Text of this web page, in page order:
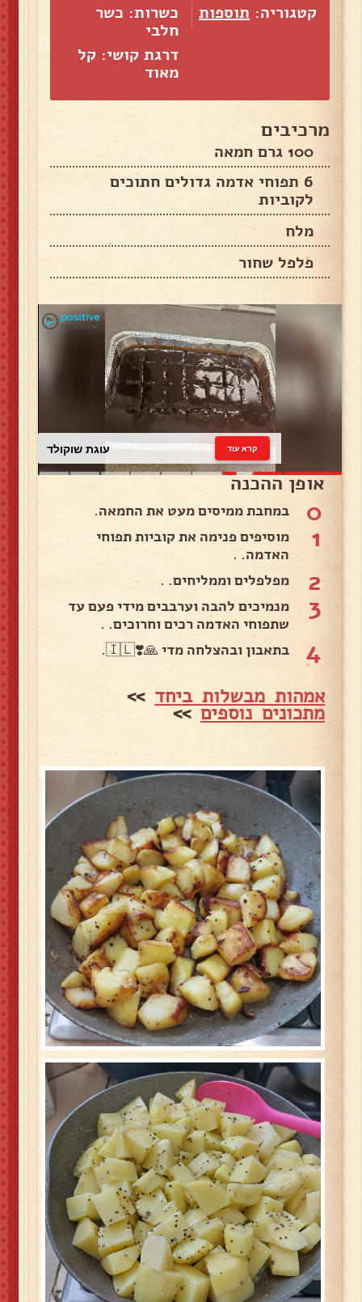
קטגוריה: תוספות
כשרות: כשר
חלבי
דרגת קושי: קל
מאוד
מרכיבים
100 גרם חמאה
6 תפוחי אדמה גדולים חתוכים
לקוביות
מלח
פלפל שחור
עוגת שוקולד קרא עוד
אופן ההכנה
0 במחבת ממיסים מעט את החמאה.
1
מוסיפים פנימה את קוביות תפוחי
האדמה. .
2 מפלפלים וממליחים. .
3
מנמיכים להבה וערבבים מידי פעם עד
שתפוחי האדמה רכים וחרוכים. .
4 בתאבון ובהצלחה מדי 🙏❣️🇮🇱.
אמהות מבשלות ביחד >>
מתכונים נוספים>>